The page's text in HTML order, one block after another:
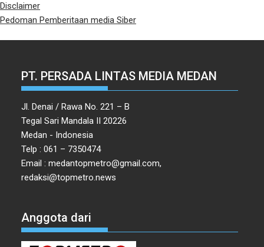
Disclaimer
Pedoman Pemberitaan media Siber
PT. PERSADA LINTAS MEDIA MEDAN
Jl. Denai / Rawa No. 221 – B
Tegal Sari Mandala II 20226
Medan - Indonesia
Telp : 061 – 7350474
Email : medantopmetro@gmail.com,
redaksi@topmetro.news
Anggota dari